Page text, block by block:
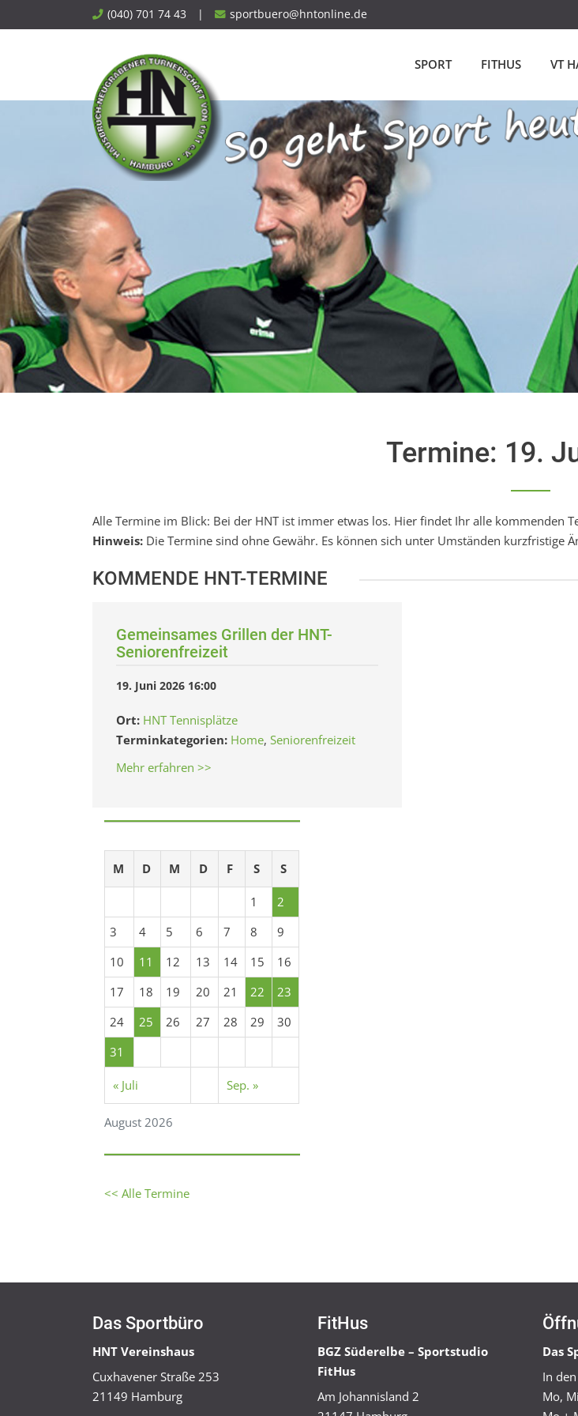
to
(040) 701 74 43 | sportbuero@hntonline.de
SPORT FITHUS VT
Termine: 19.
Alle Termine im Blick: Bei der HNT ist immer etwas los. Hier findet Ihr alle kommenden
Hinweis: Die Termine sind ohne Gewähr. Es können sich unter Umständen kurzfristige
KOMMENDE HNT-TERMINE
Gemeinsames Grillen der HNT-
Seniorenfreizeit
19. Juni 2026 16:00
Ort: HNT Tennisplätze
Terminkategorien: Home, Seniorenfreizeit
Mehr erfahren >>
August 2026
M D M D F S S
1
2
3
4 5 6 7 8
9
10
11 12 13 14 15
16
17
18 19 20 21 22
23
24
25 26 27 28 29
30
31
« Juli Sep. »
<< Alle Termine
Das Sportbüro
HNT Vereinshaus
Cuxhavener Straße 253
21149 Hamburg
FitHus
BGZ Süderelbe – Sportstudio
FitHus
Am Johannisland 2
Das
In
Mo,